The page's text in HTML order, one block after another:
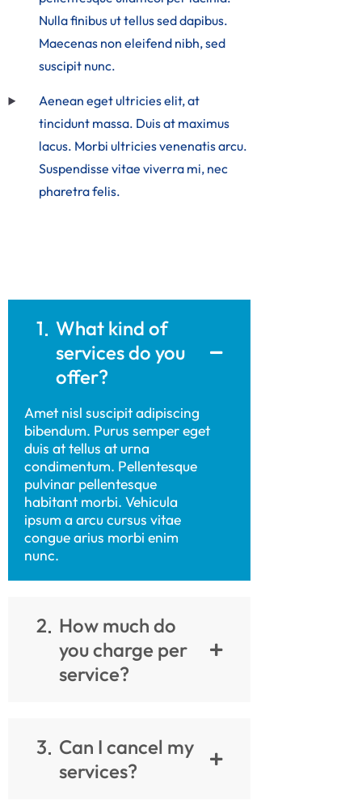
Nulla finibus ut tellus sed dapibus.
Maecenas non eleifend nibh, sed
suscipit nunc.
Aenean eget ultricies elit, at
tincidunt massa. Duis at maximus
lacus. Morbi ultricies venenatis arcu.
Suspendisse vitae viverra mi, nec
pharetra felis.
1 What kind of
services do you
offer?
Amet nisl suscipit adipiscing
bibendum. Purus semper eget
duis at tellus at urna
condimentum. Pellentesque
pulvinar pellentesque
habitant morbi. Vehicula
ipsum a arcu cursus vitae
congue arius morbi enim
nunc.
2 How much do
you charge per
service?
3 Can I cancel my
services?